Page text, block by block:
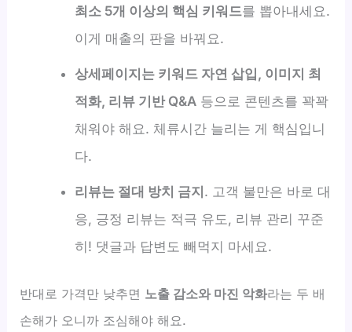
최소 5개 이상의 핵심 키워드를 뽑아내세요.
이게 매출의 판을 바꿔요.
상세페이지는 키워드 자연 삽입, 이미지 최
적화, 리뷰 기반 Q&A등으로 콘텐츠를 꽉꽉
채워야 해요. 체류시간 늘리는 게 핵심입니
다.
리뷰는 절대 방치 금지. 고객 불만은 바로 대
응, 긍정 리뷰는 적극 유도, 리뷰 관리 꾸준
히! 댓글과 답변도 빼먹지 마세요.
반대로 가격만 낮추면 노출 감소와 마진 악화라는 두 배
손해가 오니까 조심해야 해요.